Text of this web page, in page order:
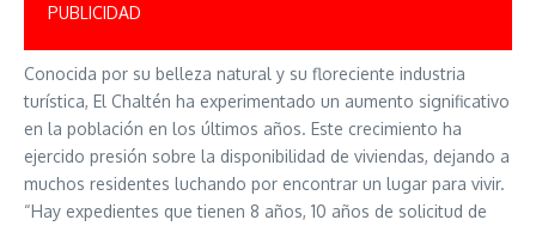
PUBLICIDAD
Conocida por su belleza natural y su floreciente industria
turística, El Chaltén ha experimentado un aumento significativo
en la población en los últimos años. Este crecimiento ha
ejercido presión sobre la disponibilidad de viviendas, dejando a
muchos residentes luchando por encontrar un lugar para vivir.
“Hay expedientes que tienen 8 años, 10 años de solicitud de